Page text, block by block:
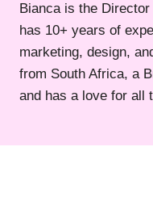
Bianca is the
has 10+ years of
marketing, design,
from South Africa, a
and has a love for all